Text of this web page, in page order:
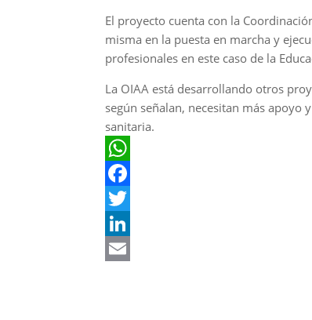
El proyecto cuenta con la
misma en la puesta en marcha y
profesionales en este caso de la
La OIAA está desarrollando otros
según señalan, necesitan más apoyo
sanitaria.
W
h
a
t
F
a
c
T
w
L